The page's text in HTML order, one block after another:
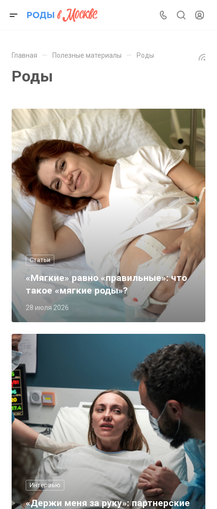
Главная — Полезные материалы — Роды
Роды
Статьи
28 июля 2026
«Мягкие» равно «правильные»: что
такое «мягкие роды»?
Интервью
«Держи меня за руку»: партнерские